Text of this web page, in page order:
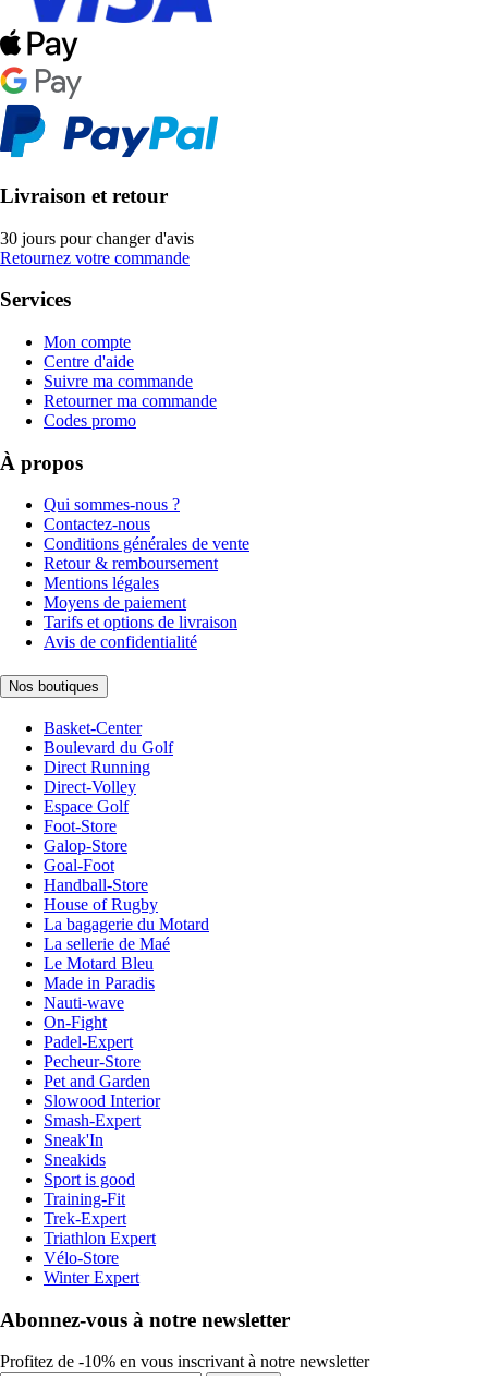
Livraison et retour
30 jours pour changer d'avis
Retournez votre commande
Services
Mon compte
Centre d'aide
Suivre ma commande
Retourner ma commande
Codes promo
À propos
Qui sommes-nous ?
Contactez-nous
Conditions générales de vente
Retour & remboursement
Mentions légales
Moyens de paiement
Tarifs et options de livraison
Avis de confidentialité
Nos boutiques
Basket-Center
Boulevard du Golf
Direct Running
Direct-Volley
Espace Golf
Foot-Store
Galop-Store
Goal-Foot
Handball-Store
House of Rugby
La bagagerie du Motard
La sellerie de Maé
Le Motard Bleu
Made in Paradis
Nauti-wave
On-Fight
Padel-Expert
Pecheur-Store
Pet and Garden
Slowood Interior
Smash-Expert
Sneak'In
Sneakids
Sport is good
Training-Fit
Trek-Expert
Triathlon Expert
Vélo-Store
Winter Expert
Abonnez-vous à notre newsletter
Profitez de -10% en vous inscrivant à notre newsletter